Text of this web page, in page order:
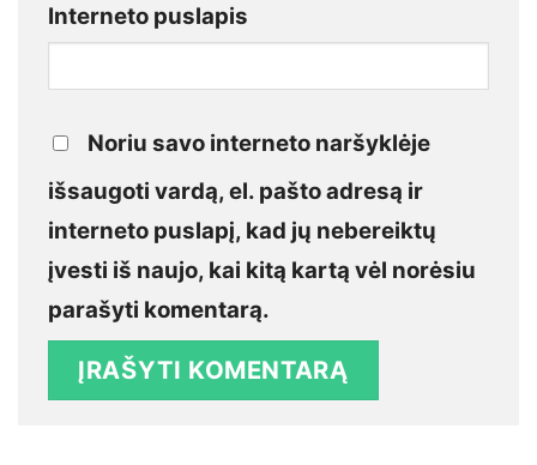
Interneto puslapis
Noriu savo interneto naršyklėje
išsaugoti vardą, el. pašto adresą ir
interneto puslapį, kad jų nebereiktų
įvesti iš naujo, kai kitą kartą vėl norėsiu
parašyti komentarą.